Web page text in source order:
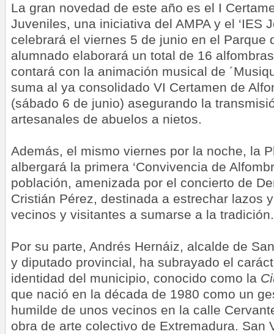
La gran novedad de este año es el I
Juveniles, una iniciativa del AMPA y el ‘IES
celebrará el viernes 5 de junio en el Parque
alumnado elaborará un total de 16
contará con la animación musical de
suma al ya consolidado VI Certamen de
(sábado 6 de junio) asegurando la
artesanales de abuelos a nietos.
Además, el mismo viernes por la noche, la
albergará la primera ‘Convivencia de
población, amenizada por el concierto de
Cristián Pérez, destinada a estrechar lazos
vecinos y visitantes a sumarse a la
Por su parte, Andrés Hernáiz, alcalde de
y diputado provincial, ha subrayado el
identidad del municipio, conocido como la
que nació en la década de 1980 como un
humilde de unos vecinos en la calle
obra de arte colectivo de Extremadura. San